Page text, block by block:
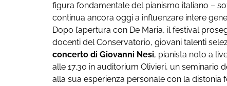
figura fondamentale del pianismo italiano –
continua ancora oggi a influenzare intere
Dopo l’apertura con De Maria, il festival
docenti del Conservatorio, giovani talenti
concerto di Giovanni Nesi, pianista noto a
alle 17.30 in auditorium Olivieri, un
alla sua esperienza personale con la